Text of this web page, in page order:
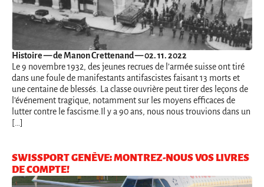
Histoire— de Manon Crettenand — 02. 11. 2022
Le 9 novembre 1932, des jeunes recrues de l’armée suisse ont tiré
dans une foule de manifestants antifascistes faisant 13 morts et
une centaine de blessés. La classe ouvrière peut tirer des leçons de
l’événement tragique, notamment sur les moyens efficaces de
lutter contre le fascisme.Il y a 90 ans, nous nous trouvions dans un
[…]
SWISSPORT GENÈVE: MONTREZ-NOUS VOS LIVRES
DE COMPTE!